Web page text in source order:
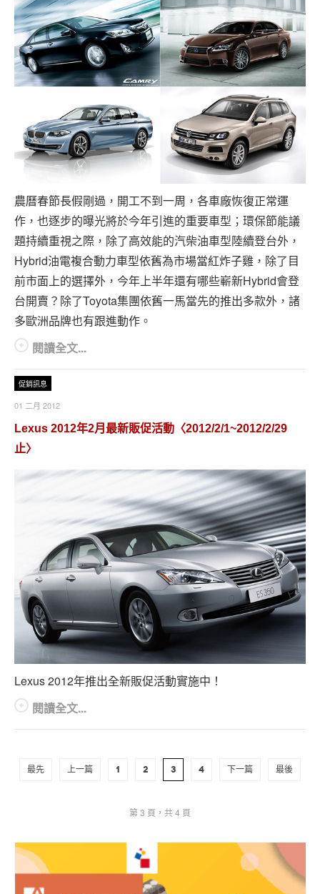
農曆春節長假剛過，開工不到一周，各車廠恢復正常運
作，也逐步的曝光將於今年引進的重要車型；環保節能議
題持續重視之際，除了高效能的汽柴油車型陸續登台外，
Hybrid油電複合動力車型依舊為市場當紅炸子雞，除了目
前市面上的選擇外，今年上半年還有哪些嶄新Hybrid會登
台開賣？除了Toyota集團依舊一馬當先的推出多款外，諸
多歐洲品牌也有跟進動作。
閱讀全文...
促銷訊息
01 二月 2012
Lexus 2012年2月最新販促活動〈2012/2/1~2012/2/29
止〉
Lexus 2012年推出全新販促活動實施中！
閱讀全文...
最先 上一篇 1 2 3 4 下一篇 最後
第 3 頁，共 4 頁